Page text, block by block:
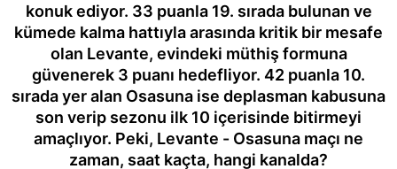
konuk ediyor. 33 puanla 19. sırada bulunan ve
kümede kalma hattıyla arasında kritik bir mesafe
olan Levante, evindeki müthiş formuna
güvenerek 3 puanı hedefliyor. 42 puanla 10.
sırada yer alan Osasuna ise deplasman kabusuna
son verip sezonu ilk 10 içerisinde bitirmeyi
amaçlıyor. Peki, Levante - Osasuna maçı ne
zaman, saat kaçta, hangi kanalda?